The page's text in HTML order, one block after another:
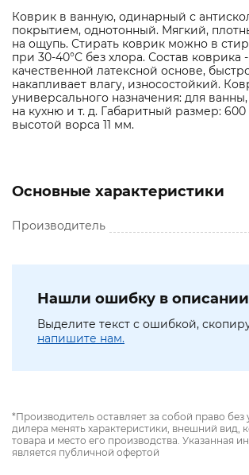
Коврик в ванную, одинарный с
покрытием, однотонный. Мягкий,
на ощупь. Стирать коврик можно в
при 30-40°С без хлора. Состав коврика
качественной латексной основе,
накапливает влагу, износостойкий.
универсального назначения: для
на кухню и т. д. Габаритный размер:
высотой ворса 11 мм.
Основные характеристики
Производитель
Нашли ошибку в
Выделите текст с ошибкой,
напишите нам.
*Производитель оставляет за собой право без
дилера менять характеристики, внешний вид,
товара и место его производства. Указанная
является публичной офертой